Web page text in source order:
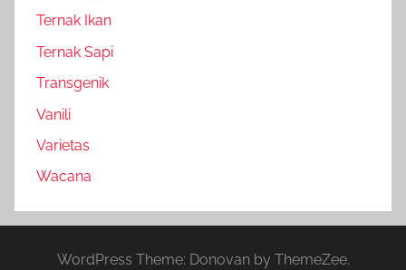
Ternak Ikan
Ternak Sapi
Transgenik
Vanili
Varietas
Wacana
WordPress Theme: Donovan by ThemeZee.